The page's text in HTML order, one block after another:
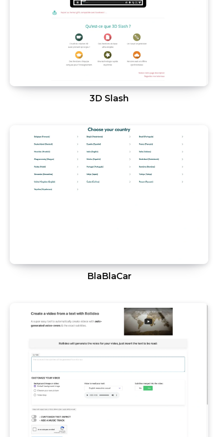
3D Slash
BlaBlaCar